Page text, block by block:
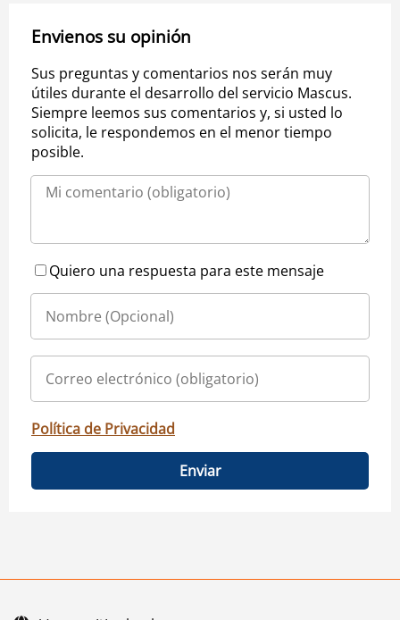
Envienos su opinión
Sus preguntas y comentarios nos serán muy
útiles durante el desarrollo del servicio Mascus.
Siempre leemos sus comentarios y, si usted lo
solicita, le respondemos en el menor tiempo
posible.
Quiero una respuesta para este mensaje
Política de Privacidad
Enviar